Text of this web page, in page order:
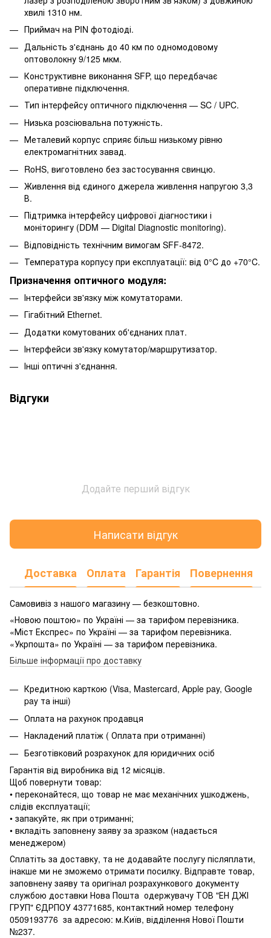
хвилі 1310 нм.
Приймач на PIN фотодіоді.
Дальність з'єднань до 40 км по одномодовому
оптоволокну 9/125 мкм.
Конструктивне виконання SFP, що передбачає
оперативне підключення.
Тип інтерфейсу оптичного підключення — SC / UPC.
Низька розсіювальна потужність.
Металевий корпус сприяє більш низькому рівню
електромагнітних завад.
RoHS, виготовлено без застосування свинцю.
Живлення від єдиного джерела живлення напругою 3,3
В.
Підтримка інтерфейсу цифрової діагностики і
моніторингу (DDM — Digital Diagnostic monitoring).
Відповідність технічним вимогам SFF-8472.
Температура корпусу при експлуатації: від 0°C до +70°C.
Призначення оптичного модуля:
Інтерфейси зв'язку між комутаторами.
Гігабітний Ethernet.
Додатки комутованих об'єднаних плат.
Інтерфейси зв'язку комутатор/маршрутизатор.
Інші оптичні з'єднання.
Відгуки
Додайте перший відгук
Написати відгук
Доставка Оплата Гарантія Повернення
Самовивіз з нашого магазину — безкоштовно.
«Новою поштою» по Україні — за тарифом перевізника.
«Міст Експрес» по Україні — за тарифом перевізника.
«Укрпошта» по Україні — за тарифом перевізника.
Більше інформації про доставку
Кредитною карткою (Visa, Mastercard, Apple pay, Google
pay та інші)
Оплата на рахунок продавця
Накладений платіж ( Оплата при отриманні)
Безготівковий розрахунок для юридичних осіб
Гарантія від виробника від 12 місяців.
Щоб повернути товар:
• переконайтеся, що товар не має механічних ушкоджень,
слідів експлуатації;
• запакуйте, як при отриманні;
• вкладіть заповнену заяву за зразком (надається
менеджером)
Сплатіть за доставку, та не додавайте послугу післяплати,
інакше ми не зможемо отримати посилку. Відправте товар,
заповнену заяву та оригінал розрахункового документу
службою доставки Нова Пошта одержувачу ТОВ "ЕН ДЖІ
ГРУП" ЄДРПОУ 43771685, контактний номер телефону
0509193776 за адресою: м.Київ, відділення Нової Пошти
№237.